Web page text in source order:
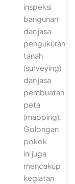
inspeksi
bangunan
dan jasa
pengukuran
tanah
(surveying)
dan jasa
pembuatan
peta
(mapping).
Golongan
pokok
ini juga
mencakup
kegiatan